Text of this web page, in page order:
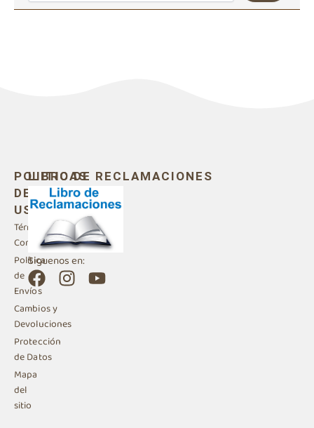
POLITICAS
DE
USO
Términos y
Condiciones
Política
de
Envíos
Cambios y
Devoluciones
Protección
de Datos
Mapa
del
sitio
LIBRO DE RECLAMACIONES
Siguenos en:
F
a
c
e
b
o
o
I
n
t
Y